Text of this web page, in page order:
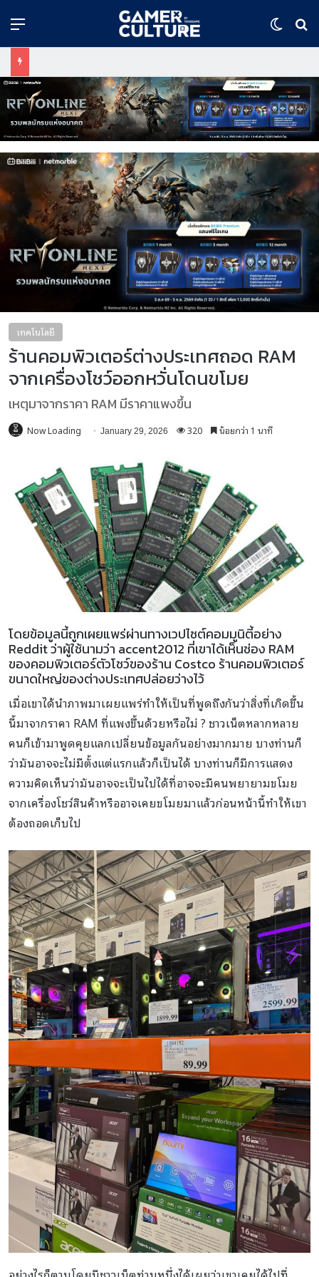
Menu
เทคโนโลยี
ร้านคอมพิวเตอร์ต่างประเทศถอด RAM
จากเครื่องโชว์ออกหวั่นโดนขโมย
เหตุมาจากราคา RAM มีราคาแพงขึ้น
Now Loading January 29, 2026 320 น้อยกว่า 1 นาที
โดยข้อมูลนี้ถูกเผยแพร่ผ่านทางเวปไซต์คอมมูนิตี้อย่าง
Reddit ว่าผู้ใช้นามว่า accent2012 ที่เขาได้เห็นช่อง RAM
ของคอมพิวเตอร์ตัวโชว์ของร้าน Costco ร้านคอมพิวเตอร์
ขนาดใหญ่ของต่างประเทศปล่อยว่างไว้
เมื่อเขาได้นำภาพมาเผยแพร่ทำให้เป็นที่พูดถึงกันว่าสิ่งที่เกิดขึ้น
นี้มาจากราคา RAM ที่แพงขึ้นด้วยหรือไม่ ? ชาวเน็ตหลากหลาย
คนก็เข้ามาพูดคุยแลกเปลี่ยนข้อมูลกันอย่างมากมาย บางท่านก็
ว่ามันอาจจะไม่มีตั้งแต่แรกแล้วก็เป็นได้ บางท่านก็มีการแสดง
ความคิดเห็นว่ามันอาจจะเป็นไปได้ที่อาจจะมีคนพยายามขโมย
จากเครื่องโชว์สินค้าหรืออาจเคยขโมยมาแล้วก่อนหน้านี้ทำให้เขา
ต้องถอดเก็บไป